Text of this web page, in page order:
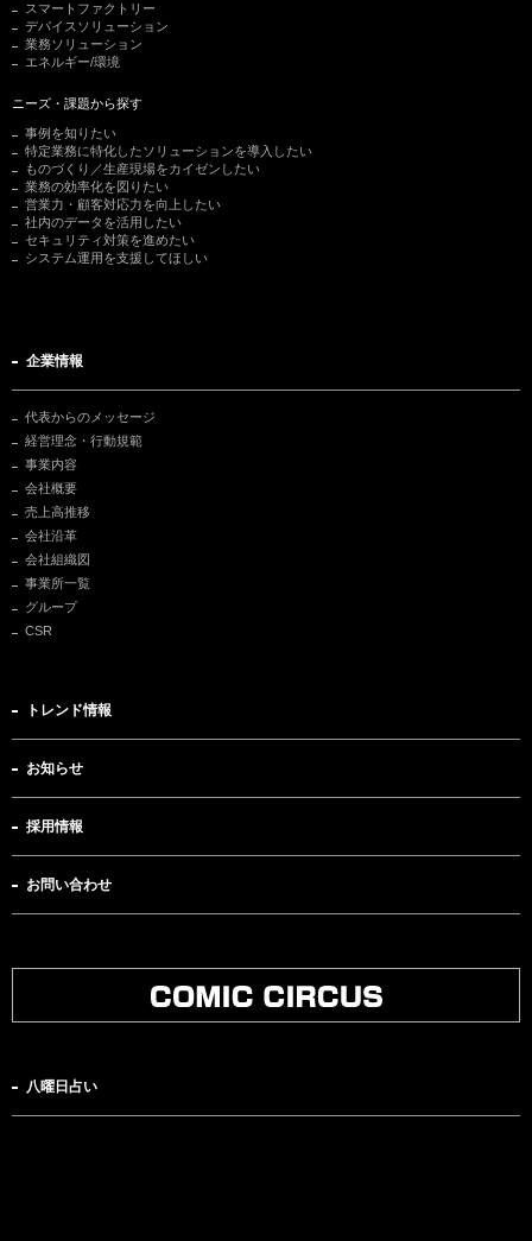
スマートファクトリー
デバイスソリューション
業務ソリューション
エネルギー/環境
ニーズ・課題から探す
事例を知りたい
特定業務に特化したソリューションを導入したい
ものづくり／生産現場をカイゼンしたい
業務の効率化を図りたい
営業力・顧客対応力を向上したい
社内のデータを活用したい
セキュリティ対策を進めたい
システム運用を支援してほしい
企業情報
代表からのメッセージ
経営理念・行動規範
事業内容
会社概要
売上高推移
会社沿革
会社組織図
事業所一覧
グループ
CSR
トレンド情報
お知らせ
採用情報
お問い合わせ
八曜日占い